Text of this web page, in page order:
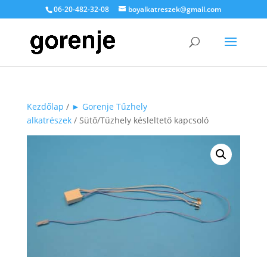
06-20-482-32-08 boyalkatreszek@gmail.com
Kezdőlap / ► Gorenje Tűzhely
alkatrészek/ Sütő/Tűzhely késleltető kapcsoló